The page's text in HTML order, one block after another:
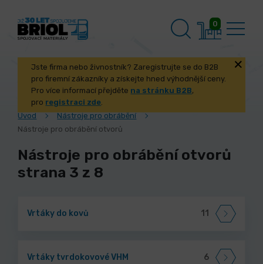
0
Jste firma nebo živnostník? Zaregistrujte se do B2B
pro firemní zákazníky a získejte hned výhodnější ceny.
Pro více informací přejděte na stránku B2B,
pro registraci zde.
Úvod
Nástroje pro obrábění
Nástroje pro obrábění otvorů
Nástroje pro obrábění otvorů
strana 3 z 8
Vrtáky do kovů 11
Vrtáky tvrdokovové VHM 6